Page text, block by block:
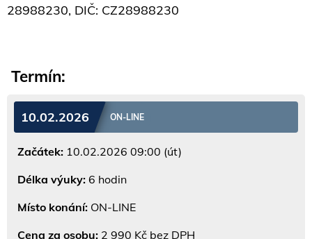
28988230, DIČ: CZ28988230
Termín:
10.02.2026 ON-LINE
Začátek: 10.02.2026 09:00 (út)
Délka výuky: 6 hodin
Místo konání: ON-LINE
Cena za osobu: 2 990 Kč bez DPH